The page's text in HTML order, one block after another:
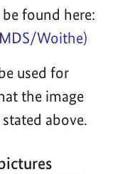
found here:
Woithe)
used for
the image
above.